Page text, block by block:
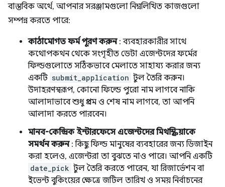
বাস্তবিক অর্থে, আপনার সরঞ্জামগুলো নিম্নলিখিত কাজগুলো
সম্পন্ন করতে পারে:
কাঠামোগত ফর্ম পূরণ করুন: ব্যবহারকারীর সাথে
কথোপকথন থেকে সংগৃহীত ডেটা এজেন্টদের ফর্মের
ফিল্ডগুলোতে সঠিকভাবে মেলাতে সাহায্য করার জন্য
একটি submit_application টুল তৈরি করুন।
উদাহরণস্বরূপ, কোনো ফিল্ডে পুরো নাম লাগবে নাকি
আলাদাভাবে শুধু প্রথম ও শেষ নাম লাগবে, তা আপনি
আলাদা করতে পারবেন।
মানব-কেন্দ্রিক ইন্টারফেসে এজেন্টদের মিথস্ক্রিয়াকে
সমর্থন করুন: কিছু ফিল্ড মানুষের ব্যবহারের জন্য ডিজাইন
করা হলেও, এজেন্টরা তা বুঝতে নাও পারে। আপনি একটি
date_pick টুল তৈরি করতে পারেন, যা রিজার্ভেশন বা
ইভেন্ট বুকিংয়ের ক্ষেত্রে জটিল তারিখ ও সময় নির্বাচনের